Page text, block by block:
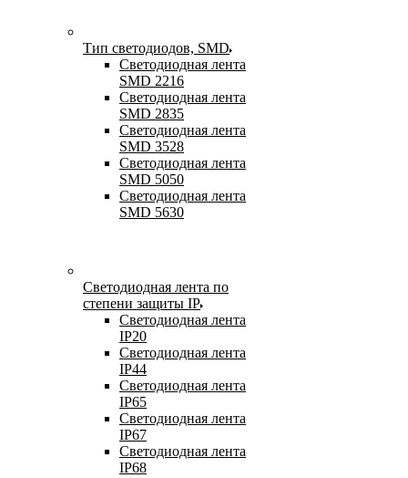
Тип светодиодов, SMD
Cветодиодная лента
SMD 2216
Светодиодная лента
SMD 2835
Светодиодная лента
SMD 3528
Светодиодная лента
SMD 5050
Светодиодная лента
SMD 5630
Светодиодная лента по
степени защиты IP
Светодиодная лента
IP20
Светодиодная лента
IP44
Светодиодная лента
IP65
Светодиодная лента
IP67
Светодиодная лента
IP68